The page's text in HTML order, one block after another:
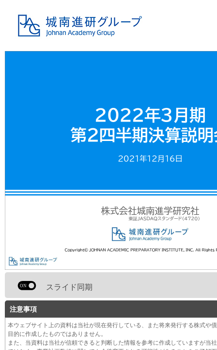
スライド同期
注意事項
本ウェブサイト上の資料は当社が現在発行している、また将来発行する株式や
目的に作成したものではありません。
また、当資料は当社が信頼できると判断した情報を参考に作成していますが当